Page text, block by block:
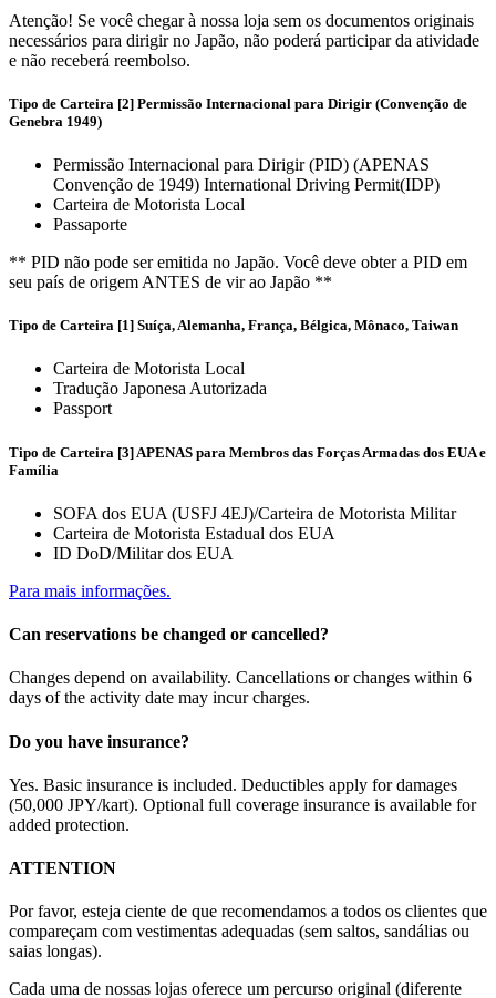
Atenção! Se você chegar à nossa loja sem os documentos originais
necessários para dirigir no Japão, não poderá participar da atividade
e não receberá reembolso.
Tipo de Carteira [2] Permissão Internacional para Dirigir (Convenção de
Genebra 1949)
Permissão Internacional para Dirigir (PID) (APENAS
Convenção de 1949) International Driving Permit(IDP)
Carteira de Motorista Local
Passaporte
** PID não pode ser emitida no Japão. Você deve obter a PID em
seu país de origem ANTES de vir ao Japão **
Tipo de Carteira [1] Suíça, Alemanha, França, Bélgica, Mônaco, Taiwan
Carteira de Motorista Local
Tradução Japonesa Autorizada
Passport
Tipo de Carteira [3] APENAS para Membros das Forças Armadas dos EUA e
Família
SOFA dos EUA (USFJ 4EJ)/Carteira de Motorista Militar
Carteira de Motorista Estadual dos EUA
ID DoD/Militar dos EUA
Para mais informações.
Can reservations be changed or cancelled?
Changes depend on availability. Cancellations or changes within 6
days of the activity date may incur charges.
Do you have insurance?
Yes. Basic insurance is included. Deductibles apply for damages
(50,000 JPY/kart). Optional full coverage insurance is available for
added protection.
ATTENTION
Por favor, esteja ciente de que recomendamos a todos os clientes que
compareçam com vestimentas adequadas (sem saltos, sandálias ou
saias longas).
Cada uma de nossas lojas oferece um percurso original (diferente